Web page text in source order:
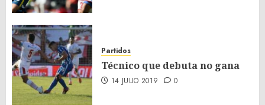
Partidos
Técnico que debuta no gana
14 JULIO 2019 0